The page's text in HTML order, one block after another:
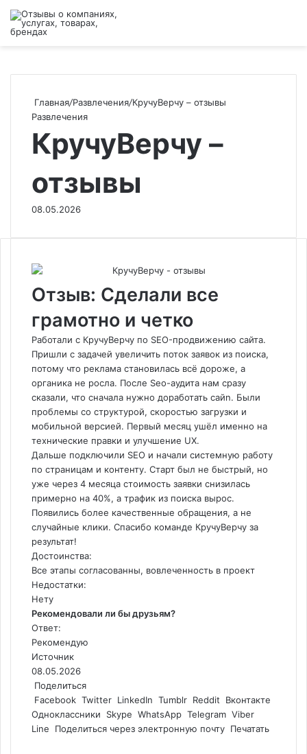
Главная/Развлечения/КручуВерчу – отзывы
Развлечения
КручуВерчу –
отзывы
08.05.2026
Отзыв: Сделали все
грамотно и четко
Работали с КручуВерчу по SEO-продвижению сайта.
Пришли с задачей увеличить поток заявок из поиска,
потому что реклама становилась всё дороже, а
органика не росла. После Seo-аудита нам сразу
сказали, что сначала нужно доработать сайn. Были
проблемы со структурой, скоростью загрузки и
мобильной версией. Первый месяц ушёл именно на
технические правки и улучшение UX.
Дальше подключили SEO и начали системную работу
по страницам и контенту. Старт был не быстрый, но
уже через 4 месяца стоимость заявки снизилась
примерно на 40%, а трафик из поиска вырос.
Появились более качественные обращения, а не
случайные клики. Спасибо команде КручуВерчу за
результат!
Достоинства:
Все этапы согласованны, вовлеченность в проект
Недостатки:
Нету
Рекомендовали ли бы друзьям?
Ответ:
Рекомендую
Источник
08.05.2026
Поделиться
Facebook Twitter LinkedIn Tumblr Reddit
Вконтакте
Одноклассники
Skype WhatsApp Telegram Viber
Line
Поделиться через электронную почту Печатать